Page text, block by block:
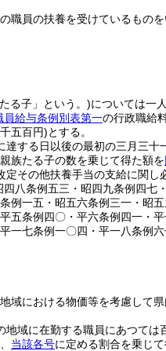
職員の扶養を受けているものを
る子」という。)については一
員給与条例別表第一の行政職給
五百円)とする。
する日以後の最初の三月三
族たる子の数を乗じて得た額を
その他扶養手当の支給に関し
八条例五三・昭四九条例四七
一五・昭五六条例三一・昭
条例四〇・平六条例四一・
七条例一〇四・平一八条例
域における物価等を考慮して
域に在勤する職員にあつて
当該各号に定める割合を乗じて